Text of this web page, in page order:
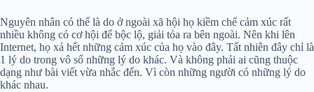
Nguyên nhân có thể là do ở ngoài xã hội họ kiềm chế cảm xúc rất
nhiều không có cơ hội để bộc lộ, giải tỏa ra bên ngoài. Nên khi lên
Internet, họ xả hết những cảm xúc của họ vào đây. Tất nhiên đây chỉ là
1 lý do trong vô số những lý do khác. Và không phải ai cũng thuộc
dạng như bài viết vừa nhắc đến. Vì còn những người có những lý do
khác nhau.